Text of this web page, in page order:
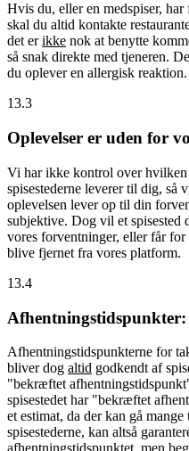
Hvis du, eller en medspiser,
skal du altid kontakte
det erikke nok at benytte
så snak direkte med tjeneren.
du oplever en allergisk reaktion.
13.3
Oplevelser er uden for
Vi har ikke kontrol over hvilken
spisestederne leverer til dig, så
oplevelsen lever op til din
subjektive. Dog vil et spisested
vores forventninger, eller får
blive fjernet fra vores platform.
13.4
Afhentningstidspunkter:
Afhentningstidspunkterne for
bliver dog altid godkendt af
"bekræftet
spisestedet har "bekræftet
et estimat, da der kan gå
spisestederne, kan altså